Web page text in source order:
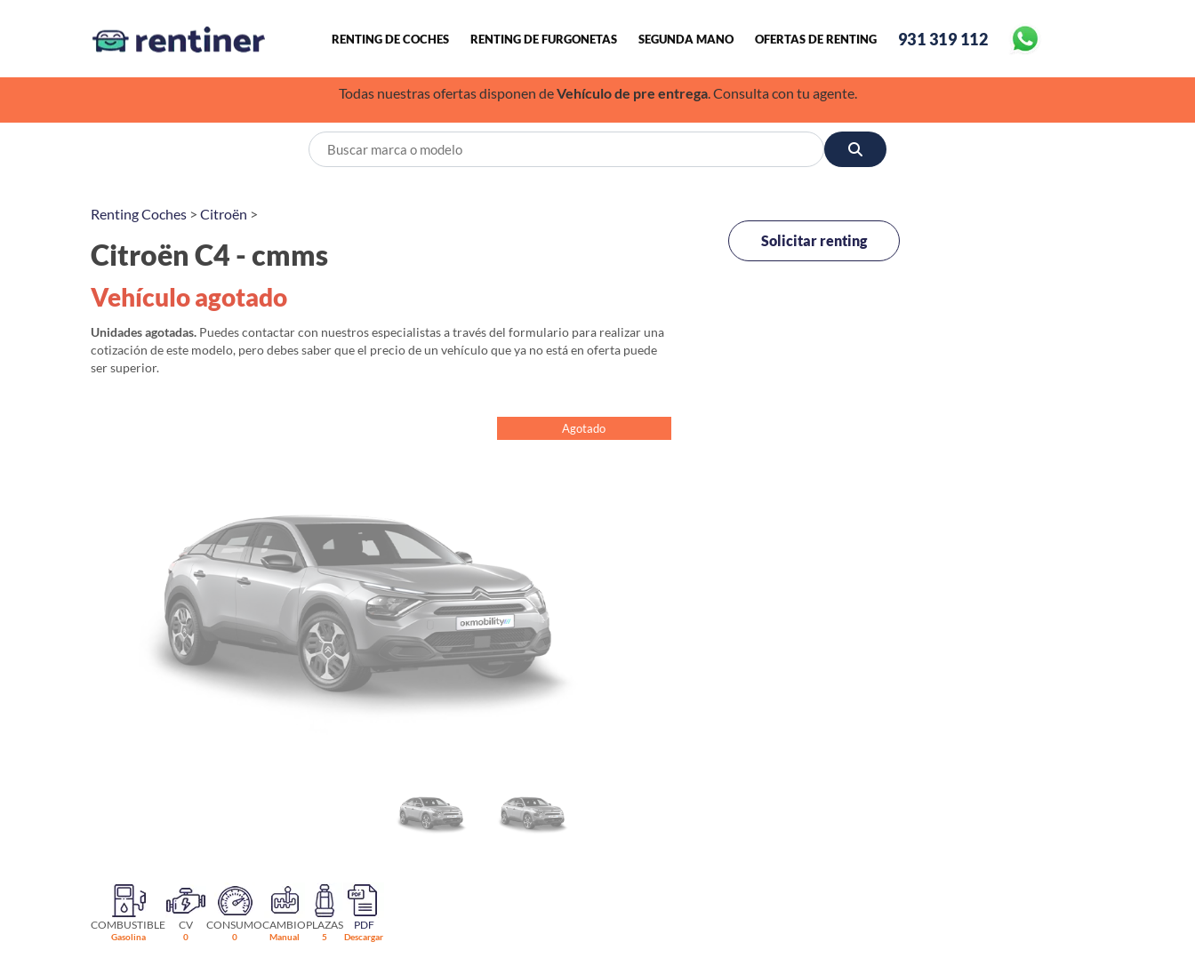
RENTING DE COCHES RENTING DE FURGONETAS SEGUNDA MANO OFERTAS DE RENTING 931 319 112
Todas nuestras ofertas disponen deVehículo de pre entrega. Consulta con tu agente.
Renting Coches > Citroën >
Citroën C4 - cmms
Vehículo agotado
Unidades agotadas. Puedes contactar con nuestros especialistas a través del formulario para realizar una
cotización de este modelo, pero debes saber que el precio de un vehículo que ya no está en oferta puede
ser superior.
Agotado
COMBUSTIBLE
Gasolina
CV
0
CONSUMO
0
CAMBIO
Manual
PLAZAS
5
PDF
Descargar
Solicitar renting